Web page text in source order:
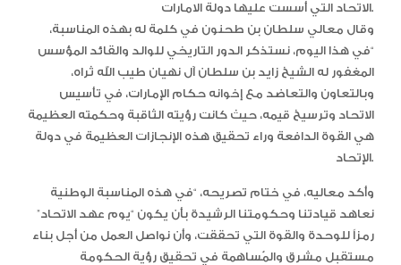
الاتحاد التي أسست عليها دولة الامارات.
وقال معالي سلطان بن طحنون في كلمة له بهذه المناسبة،
“في هذا اليوم، نستذكر الدور التاريخي للوالد والقائد المؤسس
المغفور له الشيخ زايد بن سلطان آل نهيان طيب الله ثراه،
وبالتعاون والتعاضد مع إخوانه حكام الإمارات، في تأسيس
الاتحاد وترسيخ قيمه، حيث كانت رؤيته الثاقبة وحكمته العظيمة
هي القوة الدافعة وراء تحقيق هذه الإنجازات العظيمة في دولة
الإتحاد.
وأكد معاليه، في ختام تصريحه، “في هذه المناسبة الوطنية
نعاهد قيادتنا وحكومتنا الرشيدة بأن يكون “يوم عهد الاتحاد”
رمزاً للوحدة والقوة التي تحققت، وأن نواصل العمل من أجل بناء
مستقبل مشرق والمُساهمة في تحقيق رؤية الحكومة